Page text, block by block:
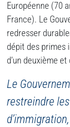
Européenne (70
France). Le
redresser
dépit des primes
d’un deuxième
Le
restreindre